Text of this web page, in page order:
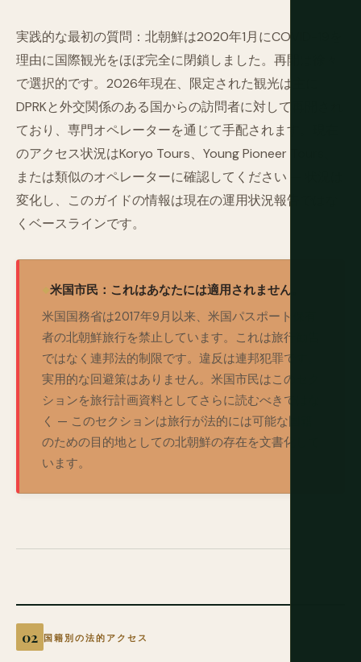
実践的な最初の質問：北朝鮮は2020年1月にCOVID-19を
理由に国際観光をほぼ完全に閉鎖しました。再開は徐々
で選択的です。2026年現在、限定された観光は主に
DPRKと外交関係のある国からの訪問者に対して再開され
ており、専門オペレーターを通じて手配されます。現在
のアクセス状況はKoryo Tours、Young Pioneer Tours、
または類似のオペレーターに確認してください — 状況は
変化し、このガイドの情報は現在の運用状況報告ではな
くベースラインです。
米国市民：これはあなたには適用されません。
米国国務省は2017年9月以来、米国パスポート保有
者の北朝鮮旅行を禁止しています。これは旅行勧告
ではなく連邦法的制限です。違反は連邦犯罪です。
実用的な回避策はありません。米国市民はこのセク
ションを旅行計画資料としてさらに読むべきではな
く — このセクションは旅行が法的には可能な国籍
のための目的地としての北朝鮮の存在を文書化して
います。
国籍別の法的アクセス